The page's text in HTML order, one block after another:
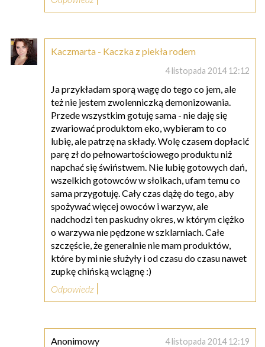
Kaczmarta - Kaczka z piekła rodem
4 listopada 2014 12:12
Ja przykładam sporą wagę do tego co jem, ale
też nie jestem zwolenniczką demonizowania.
Przede wszystkim gotuję sama - nie daję się
zwariować produktom eko, wybieram to co
lubię, ale patrzę na składy. Wolę czasem dopłacić
parę zł do pełnowartościowego produktu niż
napchać się świństwem. Nie lubię gotowych dań,
wszelkich gotowców w słoikach, ufam temu co
sama przygotuję. Cały czas dążę do tego, aby
spożywać więcej owoców i warzyw, ale
nadchodzi ten paskudny okres, w którym ciężko
o warzywa nie pędzone w szklarniach. Całe
szczęście, że generalnie nie mam produktów,
które by mi nie służyły i od czasu do czasu nawet
zupkę chińską wciągnę :)
Odpowiedz
Anonimowy 4 listopada 2014 12:19